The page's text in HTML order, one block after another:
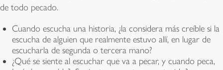
de todo pecado.
Cuando escucha una historia, ¿la considera más creíble si la
escucha de alguien que realmente estuvo allí, en lugar de
escucharla de segunda o tercera mano?
¿Qué se siente al escuchar que va a pecar, y cuando peca,